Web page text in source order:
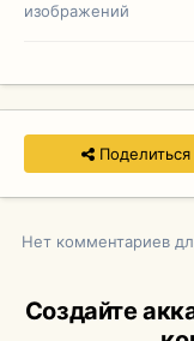
изображений
Поделиться
Нет комментариев
Создайте